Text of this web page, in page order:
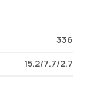
336
15.2/7.7/2.7